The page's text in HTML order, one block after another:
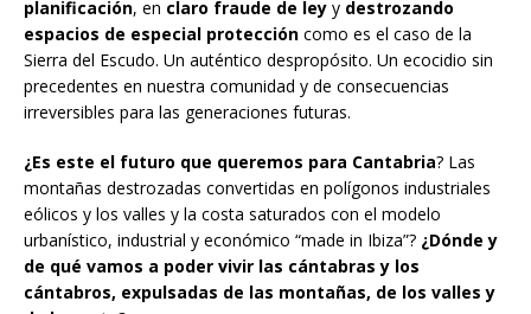
planificación, en claro fraude de ley y destrozando
espacios de especial protección como es el caso de la
Sierra del Escudo. Un auténtico despropósito. Un ecocidio sin
precedentes en nuestra comunidad y de consecuencias
irreversibles para las generaciones futuras.
¿Es este el futuro que queremos para Cantabria? Las
montañas destrozadas convertidas en polígonos industriales
eólicos y los valles y la costa saturados con el modelo
urbanístico, industrial y económico “made in Ibiza”? ¿Dónde y
de qué vamos a poder vivir las cántabras y los
cántabros, expulsadas de las montañas, de los valles y